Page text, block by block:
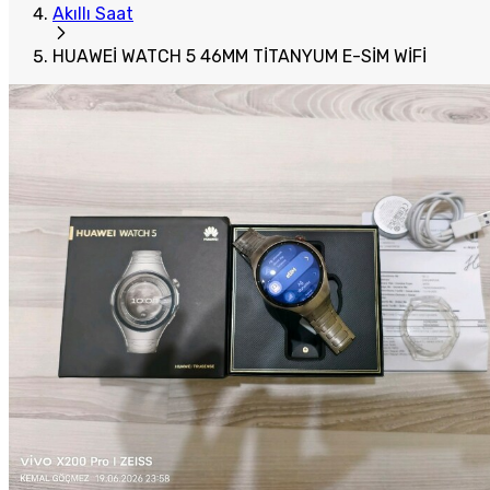
Akıllı Saat
HUAWEİ WATCH 5 46MM TİTANYUM E-SİM WİFİ